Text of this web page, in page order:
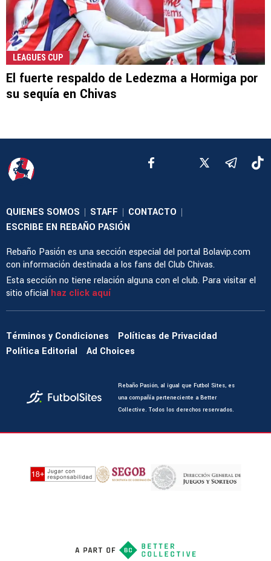
LEAGUES CUP
El fuerte respaldo de Ledezma a Hormiga por
su sequía en Chivas
QUIENES SOMOS | STAFF | CONTACTO |
ESCRIBE EN REBAÑO PASIÓN
Rebaño Pasión es una sección especial del portal Bolavip.com
con información destinada a los fans del Club Chivas.
Esta sección no tiene relación alguna con el club. Para visitar el
sitio oficial haz click aquí
Términos y Condiciones
Políticas de Privacidad
Política Editorial
Ad Choices
Rebaño Pasión, al igual que Futbol Sites, es
una compañía perteneciente a Better
Collective. Todos los derechos reservados.